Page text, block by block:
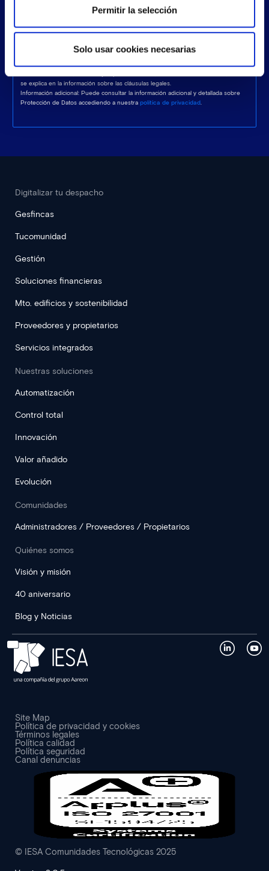
Permitir la selección
Solo usar cookies necesarias
Información básica sobre protección de datos
Responsable: AAREON PROPTECH SPAIN, S.L.U.
Finalidad: Sus datos serán tratados con la finalidad de atender sus consultas y/o
solicitudes de información.
se explica en la información sobre las cláusulas legales.
Información adicional: Puede consultar la información adicional y detallada sobre
Protección de Datos accediendo a nuestra política de privacidad.
Digitalizar tu despacho
Gesfincas
Tucomunidad
Gestión
Soluciones financieras
Mto. edificios y sostenibilidad
Proveedores y propietarios
Servicios integrados
Nuestras soluciones
Automatización
Control total
Innovación
Valor añadido
Evolución
Comunidades
Administradores / Proveedores / Propietarios
Quiénes somos
Visión y misión
40 aniversario
Blog y Noticias
© IESA Comunidades Tecnológicas 2025
Site Map
Política de privacidad y cookies
Términos legales
Política calidad
Política seguridad
Canal denuncias